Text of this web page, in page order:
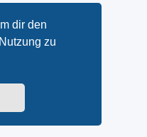
dir den
zu